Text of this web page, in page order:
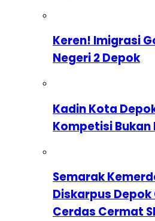
Keren! Imigrasi
Negeri 2 Depok
Kadin Kota
Kompetisi Bukan
Semarak
Diskarpus Depok
Cerdas Cermat